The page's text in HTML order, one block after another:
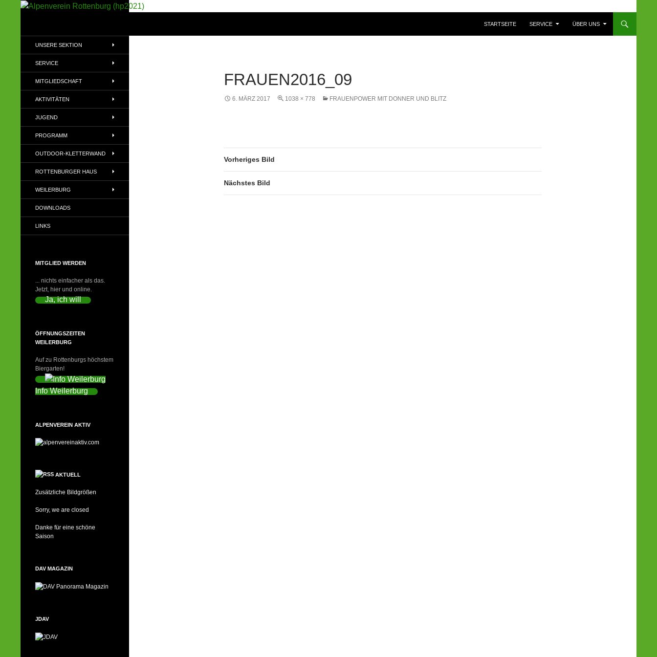
STARTSEITE
SERVICE ÜBER UNS
FRAUEN2016_09
6. MÄRZ 2017 1038 × 778 FRAUENPOWER MIT DONNER UND BLITZ
Vorheriges Bild
Nächstes Bild
(DAV)
UNSERE SEKTION
SERVICE
MITGLIEDSCHAFT
AKTIVITÄTEN
JUGEND
PROGRAMM
OUTDOOR-KLETTERWAND
ROTTENBURGER HAUS
WEILERBURG
DOWNLOADS
LINKS
MITGLIED WERDEN
... nichts einfacher als das.
Jetzt, hier und online.
Ja, ich will
ÖFFNUNGSZEITEN
WEILERBURG
Auf zu Rottenburgs höchstem
Biergarten!
Info Weilerburg
ALPENVEREIN AKTIV
AKTUELL
Zusätzliche Bildgrößen
Sorry, we are closed
Danke für eine schöne
Saison
DAV MAGAZIN
JDAV